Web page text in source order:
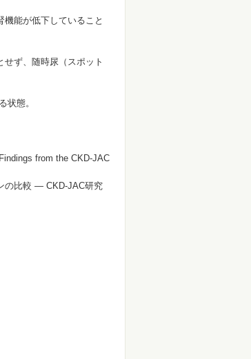
能が低下していること
ず、随時尿（スポット
状態。
from the CKD-JAC
の比較 ― CKD-JAC研究